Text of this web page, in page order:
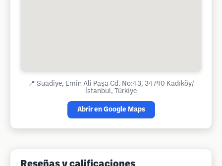
📍 Suadiye, Emin Ali Paşa Cd. No:43, 34740 Kadıköy/
İstanbul, Türkiye
Abrir en Google Maps